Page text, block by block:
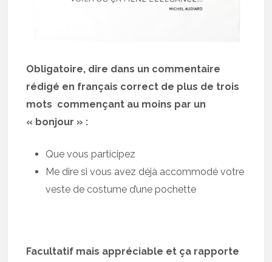
Obligatoire, dire dans un commentaire
rédigé en français correct de plus de trois
mots commençant au moins par un
« bonjour » :
Que vous participez
Me dire si vous avez déjà accommodé votre
veste de costume d’une pochette
Facultatif mais appréciable et ça rapporte